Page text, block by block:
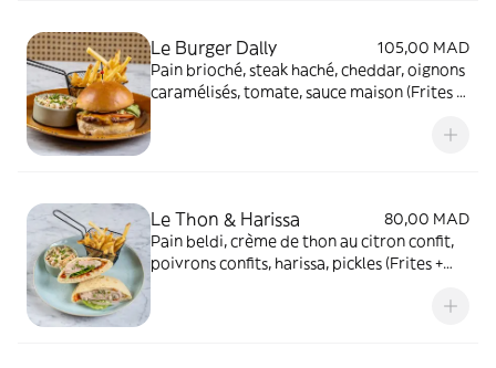
Le Burger Dally
105,00 MAD
Pain brioché, steak haché, cheddar, oignons
caramélisés, tomate, sauce maison (Frites +
Le Thon & Harissa
80,00 MAD
Pain beldi, crème de thon au citron confit,
poivrons confits, harissa, pickles (Frites +